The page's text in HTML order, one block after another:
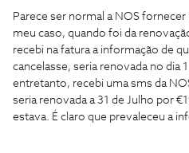
Parece ser normal a NOS
meu caso, quando foi da
recebi na fatura a informação de
cancelasse, seria renovada no dia
entretanto, recebi uma sms da
seria renovada a 31 de Julho por
estava. É claro que prevaleceu a